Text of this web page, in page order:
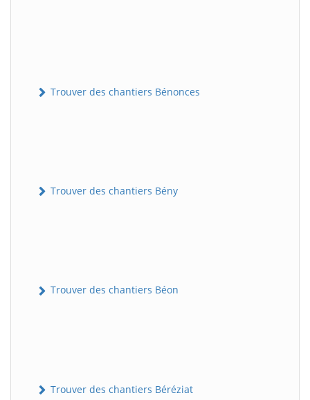
Trouver des chantiers Bénonces
Trouver des chantiers Bény
Trouver des chantiers Béon
Trouver des chantiers Béréziat